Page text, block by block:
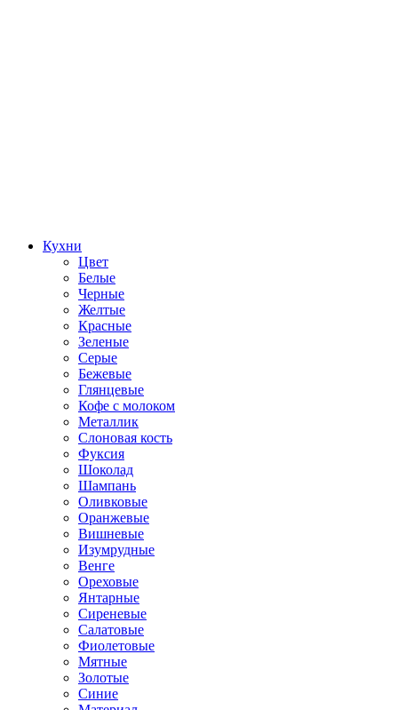
Кухни
Цвет
Белые
Черные
Желтые
Красные
Зеленые
Серые
Бежевые
Глянцевые
Кофе с молоком
Металлик
Слоновая кость
Фуксия
Шоколад
Шампань
Оливковые
Оранжевые
Вишневые
Изумрудные
Венге
Ореховые
Янтарные
Сиреневые
Салатовые
Фиолетовые
Мятные
Золотые
Синие